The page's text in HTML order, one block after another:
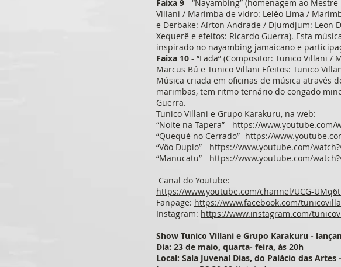
Faixa 9 - “Nayambing” (homenagem ao
Villani / Marimba de vidro: Leléo Lima /
e Derbake: Aírton Andrade / Djumdjum: Leon
Xequerê e efeitos: Ricardo Guerra). Esta
inspirado no nayambing jamaicano e
Faixa 10 - “Fada” (Compositor: Tunico Villani
Marcus Bú e Tunico Villani Efeitos: Tunico
Música criada em oficinas de música através
marimbas, tem ritmo ternário do congado
Guerra.
Tunico Villani e Grupo Karakuru, na web:
“Noite na Tapera” - https://www.youtube.com/
“Quequé no Cerrado”- https://
“Vôo Duplo” - https://www.youtube.com/
“Manucatu” - https://www.youtube.com/
Canal do Youtube:
https://www.youtube.com/channel/UCG-
Fanpage: https://www.facebook.com/
Instagram: https://www.instagram.com/
Show Tunico Villani e Grupo Karakuru -
Dia: 23 de maio, quarta- feira, às 20h
Local: Sala Juvenal Dias, do Palácio das